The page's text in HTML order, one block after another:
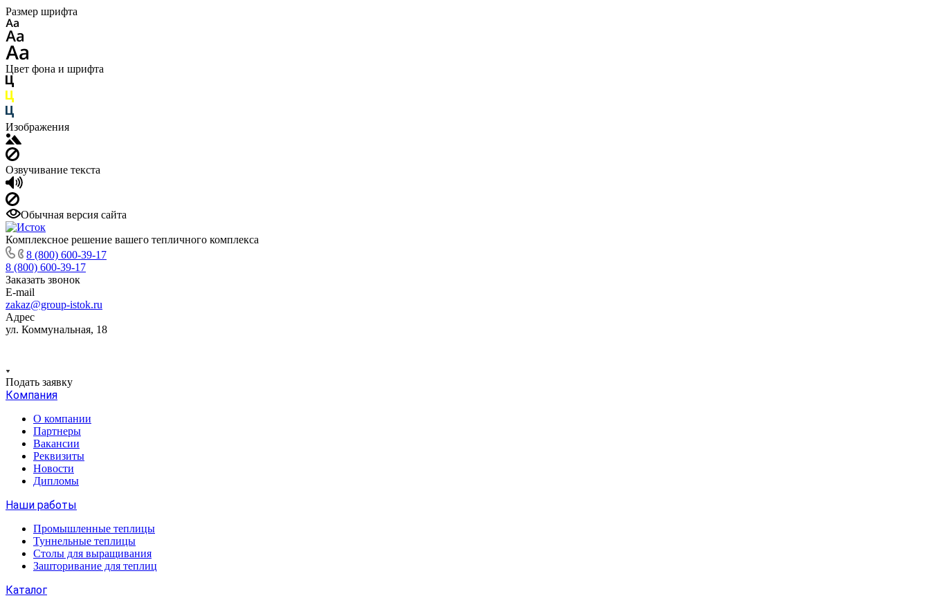
Размер шрифта
Цвет фона и шрифта
Изображения
Озвучивание текста
Обычная версия сайта
Комплексное решение вашего тепличного комплекса
8 (800) 600-39-17
8 (800) 600-39-17
Заказать звонок
E-mail
zakaz@group-istok.ru
Адрес
ул. Коммунальная, 18
Подать заявку
Компания
О компании
Партнеры
Вакансии
Реквизиты
Новости
Дипломы
Наши работы
Промышленные теплицы
Туннельные теплицы
Столы для выращивания
Зашторивание для теплиц
Каталог